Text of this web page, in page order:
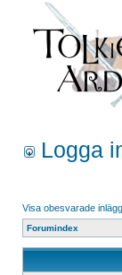
Logga
Visa obesvarade inlägg
Forumindex